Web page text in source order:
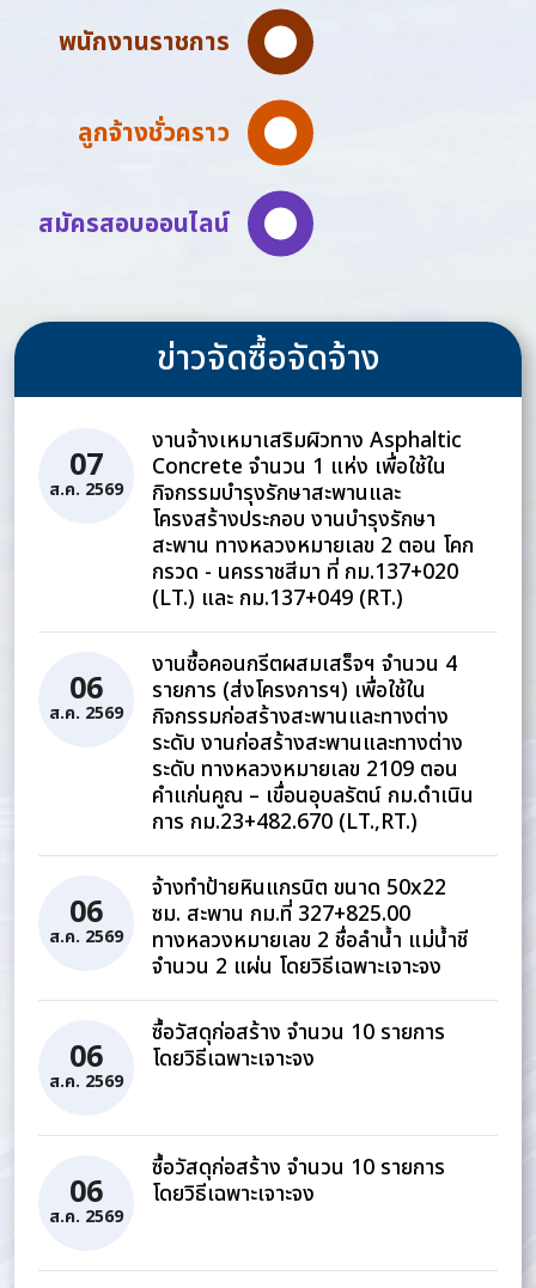
พนักงานราชการ
ลูกจ้างชั่วคราว
สมัครสอบออนไลน์
ข่าวจัดซื้อจัดจ้าง
07
ส.ค. 2569
งานจ้างเหมาเสริมผิวทาง Asphaltic
Concrete จำนวน 1 แห่ง เพื่อใช้ใน
กิจกรรมบำรุงรักษาสะพานและ
โครงสร้างประกอบ งานบำรุงรักษา
สะพาน ทางหลวงหมายเลข 2 ตอน โคก
กรวด - นครราชสีมา ที่ กม.137+020
(LT.) และ กม.137+049 (RT.)
06
ส.ค. 2569
งานซื้อคอนกรีตผสมเสร็จฯ จำนวน 4
รายการ (ส่งโครงการฯ) เพื่อใช้ใน
กิจกรรมก่อสร้างสะพานและทางต่าง
ระดับ งานก่อสร้างสะพานและทางต่าง
ระดับ ทางหลวงหมายเลข 2109 ตอน
คำแก่นคูณ – เขื่อนอุบลรัตน์ กม.ดำเนิน
การ กม.23+482.670 (LT.,RT.)
06
ส.ค. 2569
จ้างทำป้ายหินแกรนิต ขนาด 50x22
ซม. สะพาน กม.ที่ 327+825.00
ทางหลวงหมายเลข 2 ชื่อลำน้ำ แม่น้ำชี
จำนวน 2 แผ่น โดยวิธีเฉพาะเจาะจง
06
ส.ค. 2569
ซื้อวัสดุก่อสร้าง จำนวน 10 รายการ
โดยวิธีเฉพาะเจาะจง
06
ส.ค. 2569
ซื้อวัสดุก่อสร้าง จำนวน 10 รายการ
โดยวิธีเฉพาะเจาะจง